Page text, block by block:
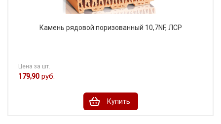
Камень рядовой поризованный 10,7NF, ЛСР
Цена за шт.
179,90 руб.
Купить